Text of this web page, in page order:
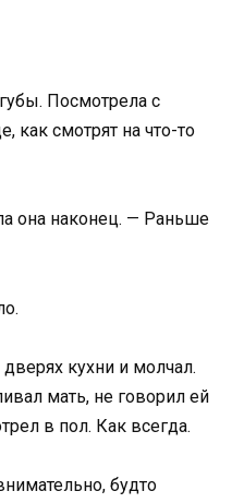
Посмотрела с
как смотрят на что-то
она наконец. — Раньше
кухни и молчал.
мать, не говорил ей
в пол. Как всегда.
будто